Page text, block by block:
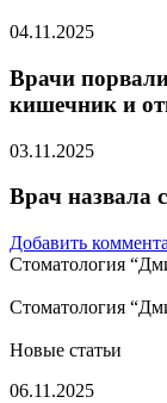
04.11.2025
Врачи
кишечник и
03.11.2025
Врач назвала
Добавить
Стоматология
Стоматология
Новые статьи
Стилист
06.11.2025